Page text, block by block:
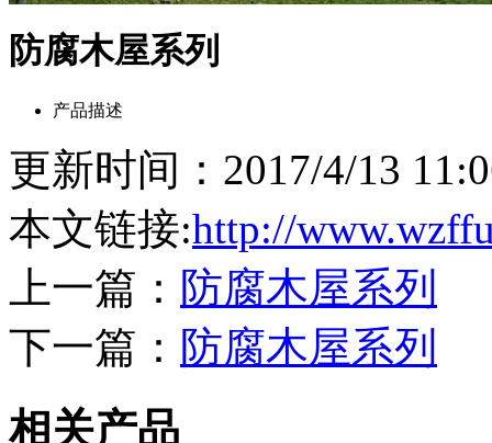
防腐木屋系列
产品描述
更新时间：2017/4/13
本文链接:http://
上一篇： 防腐木屋系列
下一篇： 防腐木屋系列
相关产品